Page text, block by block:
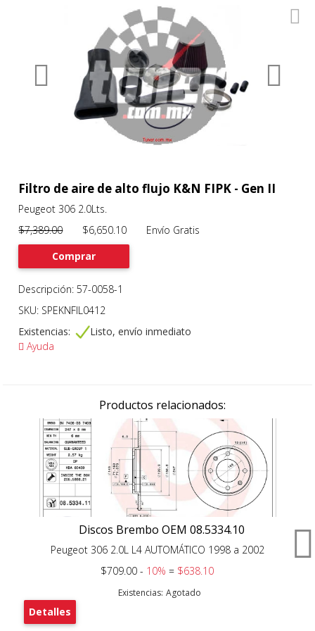
About
Services
Filtros
Previous
Filtro de aire de alto flujo K&N FIPK - Gen II
Peugeot 306 2.0Lts.
$7,389.00$6,650.10 Envío Gratis
Comprar
Descripción: 57-0058-1
SKU: SPEKNFIL0412
Existencias:
Listo, envío inmediato
Ayuda
Productos relacionados:
Discos Brembo OEM 08.5334.10
Peugeot 306 2.0L L4 AUTOMÁTICO 1998 a 2002
$709.00 - 10%= $638.10
Existencias: Agotado
Detalles